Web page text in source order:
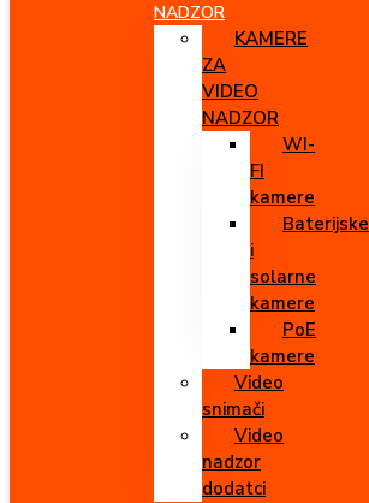
NADZOR
KAMERE
ZA
VIDEO
NADZOR
WI-
FI
kamere
Baterijske
i
solarne
kamere
PoE
kamere
Video
snimači
Video
nadzor
dodatci